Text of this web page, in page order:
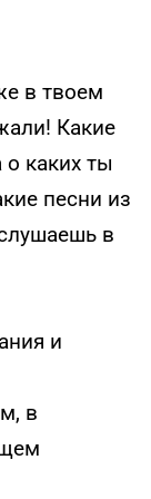
в твоем
Какие
о каких ты
песни из
в
и
в